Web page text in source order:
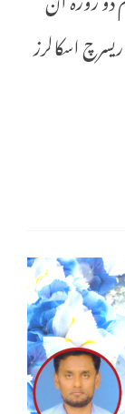
کے ریسرچ اسکالرز